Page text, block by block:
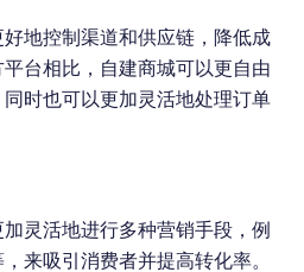
地控制渠道和供应链，降低成
台相比，自建商城可以更自由
时也可以更加灵活地处理订单
灵活地进行多种营销手段，例
来吸引消费者并提高转化率。